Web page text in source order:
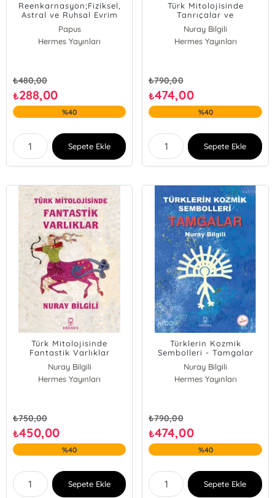
Reenkarnasyon;Fiziksel,
Astral ve Ruhsal Evrim
Papus
Hermes Yayınları
₺480,00
₺288,00
%40
Sepete Ekle
Türk Mitolojisinde
Tanrıçalar ve
Cadılar;İnanna'dan
Umay'a, Lilith'den Al
Karısı'na
Nuray Bilgili
Hermes Yayınları
₺790,00
₺474,00
%40
Sepete Ekle
Türk Mitolojisinde
Fantastik Varlıklar
Nuray Bilgili
Hermes Yayınları
₺750,00
₺450,00
%40
Sepete Ekle
Türklerin Kozmik
Sembolleri - Tamgalar
Nuray Bilgili
Hermes Yayınları
₺790,00
₺474,00
%40
Sepete Ekle